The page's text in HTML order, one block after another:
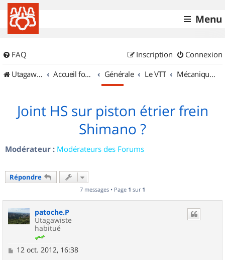
Menu
FAQ Connexion
Inscription
UtagawaVTT (Randos VTT et VTTAE avec traces GPS)
Accueil forum Générale Le VTT Mécanique et Entretiens
Joint HS sur piston étrier frein
Shimano ?
Modérateur : Modérateurs des Forums
Répondre
7 messages • Page 1 sur 1
patoche.P
Utagawiste
habitué
M12 oct. 2012, 16:38